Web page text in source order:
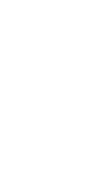
Midloader 4,5l'